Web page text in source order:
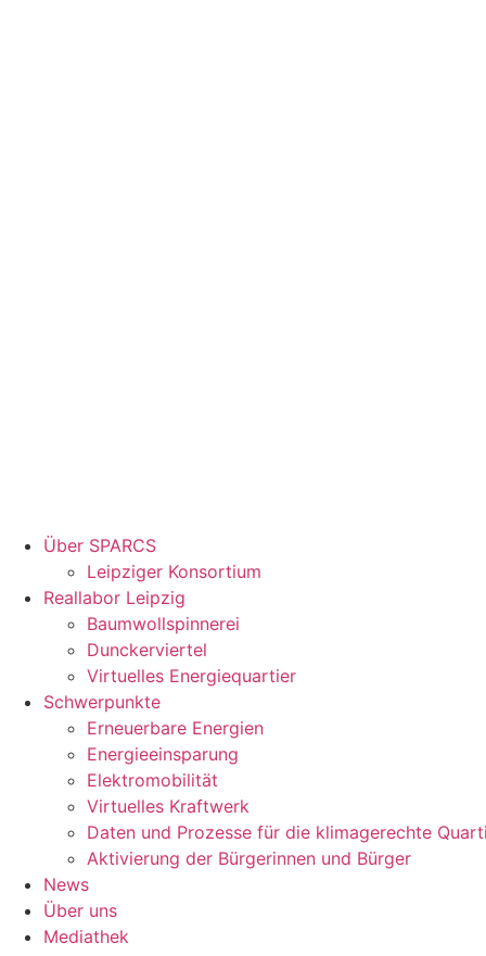
Über SPARCS
Leipziger Konsortium
Reallabor Leipzig
Baumwollspinnerei
Dunckerviertel
Virtuelles Energiequartier
Schwerpunkte
Erneuerbare Energien
Energieeinsparung
Elektromobilität
Virtuelles Kraftwerk
Daten und Prozesse für die klimagerechte
Aktivierung der Bürgerinnen und Bürger
News
Über uns
Mediathek